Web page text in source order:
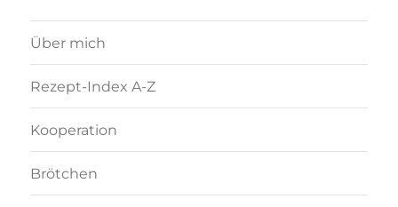
Über mich
Rezept-Index A-Z
Kooperation
Brötchen